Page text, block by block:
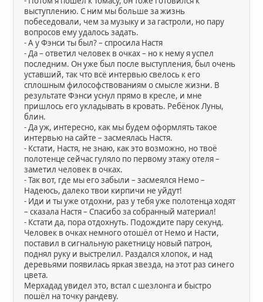
выступлению. С ним мы больше за жизнь
побеседовали, чем за музыку и за гастроли, но пару
вопросов ему удалось задать.
- А у Фэнси ты был? – спросила Настя
- Да – ответил человек в очках – но к нему я успел
последним. Он уже был после выступления, был очень
уставший, так что всё интервью свелось к его
сплошным философствованиям о смысле жизни. В
результате Фэнси уснул прямо в кресле, и мне
пришлось его укладывать в кровать. Ребёнок Луны,
блин.
- Да уж, интересно, как мы будем оформлять такое
интервью на сайте – засмеялась Настя.
- Кстати, Настя, не знаю, как это возможно, но твоё
полотенце сейчас гуляло по первому этажу отеля –
заметил человек в очках.
- Так вот, где мы его забыли – засмеялся Немо –
Надеюсь, далеко твои кирпичи не уйдут!
- Иди и ты уже отдохни, раз у тебя уже полотенца ходят
– сказала Настя – Спасибо за собранный материал!
- Кстати да, пора отдохнуть. Подождите пару секунд.
Человек в очках немного отошёл от Немо и Насти,
поставил в сигнальную ракетницу новый патрон,
поднял руку и выстрелил. Раздался хлопок, и над
деревьями появилась яркая звезда, на этот раз синего
цвета.
Мерхадад увидел это, встал с шезлонга и быстро
пошёл на точку рандеву.